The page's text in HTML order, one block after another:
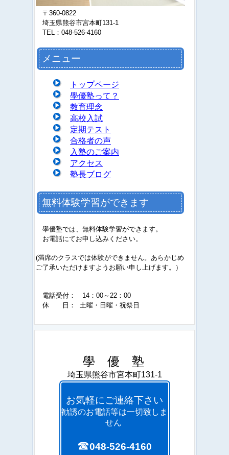
〒360-0822
埼玉県熊谷市宮本町131-1
TEL：048-526-4160
メニュー
トップページ
學優塾って？
教育理念
高校入試
定期テスト
合格者の声
入塾のご案内
アクセス
塾長ブログ
無料体験学習ができます
學優塾では、無料体験学習ができます。
お電話にてお申し込みください。
(満席のクラスでは体験ができません。あらかじめ
ご了承いただけますようお願い申し上げます。）
電話受付： 14：00～22：00
休 日： 土曜・日曜・祝祭日
學 優 塾
埼玉県熊谷市宮本町131-1
お気軽にご連絡下さい
勧誘のお電話等は一切致しま
せん
☎048-526-4160